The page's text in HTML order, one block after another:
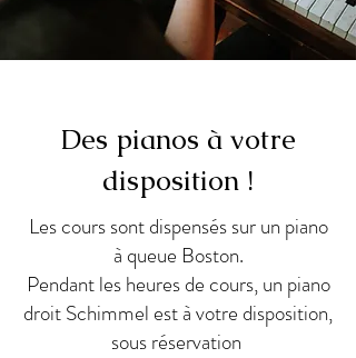
Des pianos à votre
disposition !
Les cours sont dispensés sur un piano
à queue Boston.
Pendant les heures de cours, un piano
droit Schimmel est à votre disposition,
sous réservation